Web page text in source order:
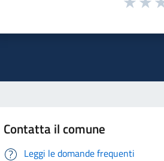
Contatta il comune
Leggi le domande frequenti